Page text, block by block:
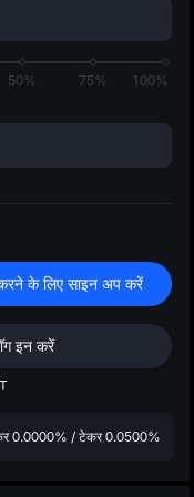
50% 75%
100%
के लिए साइन अप करें
इन करें
0.0000% / टेकर 0.0500%